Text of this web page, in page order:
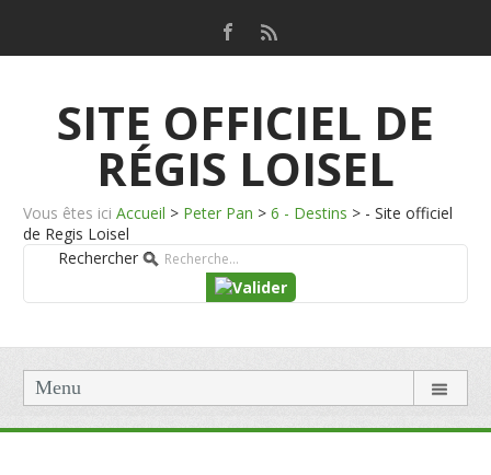
SITE OFFICIEL DE
RÉGIS LOISEL
Vous êtes ici Accueil > Peter Pan > 6 - Destins > - Site officiel
de Regis Loisel
Rechercher
Menu